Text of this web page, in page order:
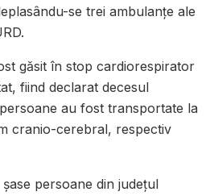
se trei ambulanţe ale
găsit în stop cardiorespirator
fiind declarat decesul
au fost transportate la
cranio-cerebral, respectiv
persoane din judeţul